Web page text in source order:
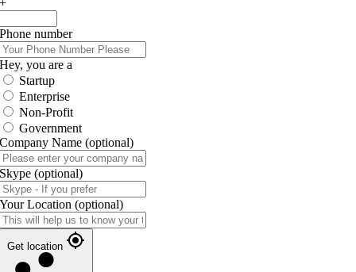
+
Phone number
Hey, you are a
Startup
Enterprise
Non-Profit
Government
Company Name (optional)
Skype (optional)
Your Location (optional)
Get location